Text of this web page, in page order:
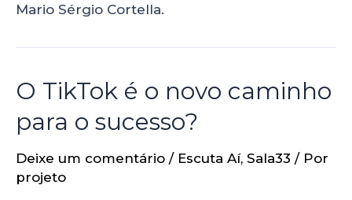
Mario Sérgio Cortella.
O TikTok é o novo caminho
para o sucesso?
Deixe um comentário / Escuta Aí, Sala33 / Por
projeto